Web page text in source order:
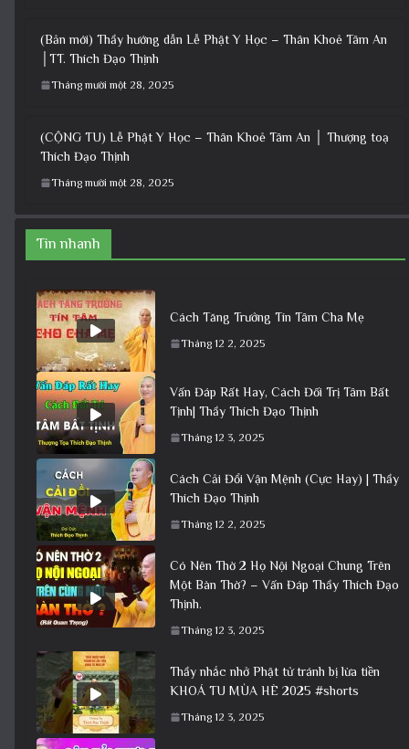
(Bản mới) Thầy hướng dẫn Lễ Phật Y Học – Thân Khoẻ Tâm An
│TT. Thích Đạo Thịnh
Tháng mười một 28, 2025
(CỘNG TU) Lễ Phật Y Học – Thân Khoẻ Tâm An │ Thượng toạ
Thích Đạo Thịnh
Tháng mười một 28, 2025
Tin nhanh
Cách Tăng Trưởng Tín Tâm Cha Mẹ
Tháng 12 2, 2025
Vấn Đáp Rất Hay, Cách Đối Trị Tâm Bất
Tịnh| Thầy Thích Đạo Thịnh
Tháng 12 3, 2025
Cách Cải Đổi Vận Mệnh (Cực Hay) | Thầy
Thích Đạo Thịnh
Tháng 12 2, 2025
Có Nên Thờ 2 Họ Nội Ngoại Chung Trên
Một Bàn Thờ? – Vấn Đáp Thầy Thích Đạo
Thịnh.
Tháng 12 3, 2025
Thầy nhắc nhở Phật tử tránh bị lừa tiền
KHOÁ TU MÙA HÈ 2025 #shorts
Tháng 12 3, 2025